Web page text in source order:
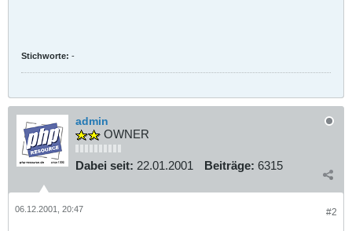
Stichworte: -
admin
OWNER
Dabei seit: 22.01.2001 Beiträge: 6315
#2
06.12.2001, 20:47